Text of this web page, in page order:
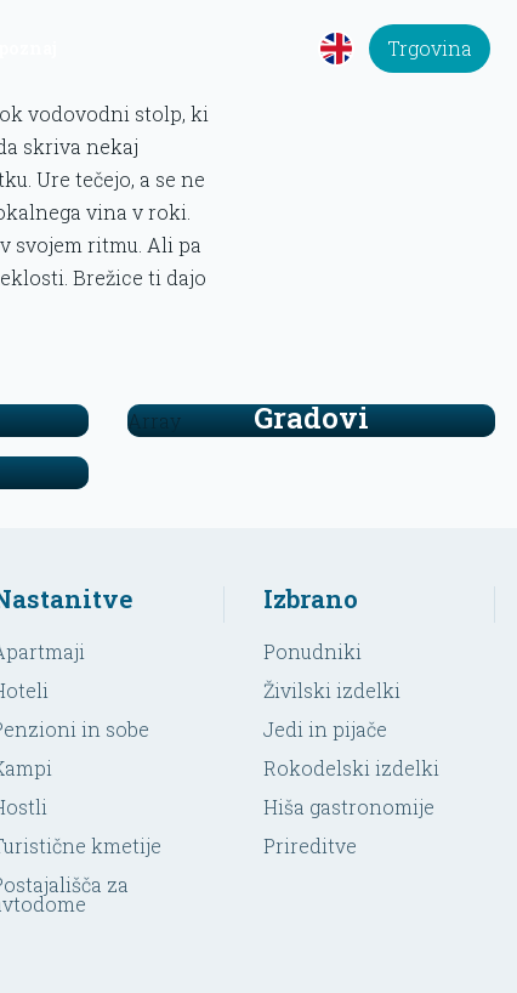
Trgovina
vodovodni stolp, ki
skriva nekaj
Ure tečejo, a se ne
vina v roki.
svojem ritmu. Ali pa
Brežice ti dajo
Gradovi
Array
in sobe
kmetije
za
Izbrano
Ponudniki
Živilski izdelki
Jedi in pijače
Rokodelski izdelki
Hiša gastronomije
Prireditve